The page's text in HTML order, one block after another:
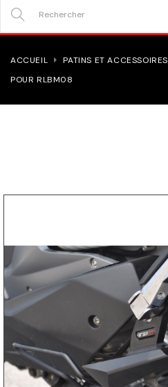
ACCUEIL PATINS ET ACCESSOIRES
POUR RLBM08